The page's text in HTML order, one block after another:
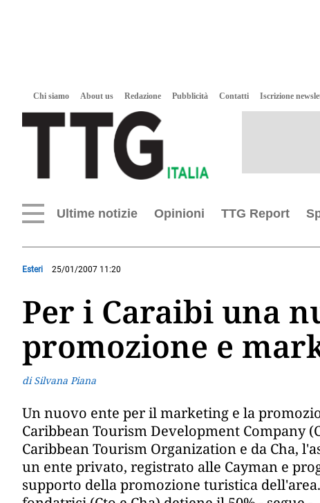
Chi siamo About us Redazione Pubblicità Contatti Iscrizione
Ultime notizie Opinioni TTG Report
Esteri 25/01/2007 11:20
Per i Caraibi una
promozione e
di Silvana Piana
Un nuovo ente per il marketing e la
Caribbean Tourism Development Company
Caribbean Tourism Organization e da Cha,
un ente privato, registrato alle Cayman e
supporto della promozione turistica